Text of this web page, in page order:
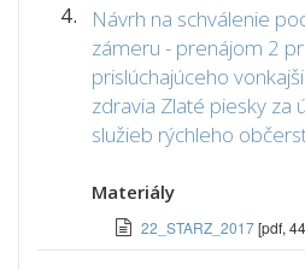
4.
Návrh na schválenie
zámeru - prenájom 2
prislúchajúceho
zdravia Zlaté piesky za
služieb rýchleho
Materiály
22_STARZ_2017[pdf,